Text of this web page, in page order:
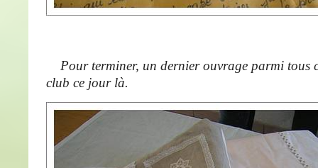
Pour terminer, un dernier ouvrage parmi tous
club ce jour là.